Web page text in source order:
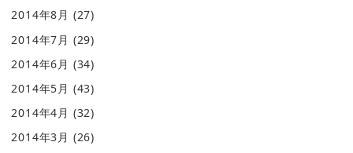
2014年8月 (27)
2014年7月 (29)
2014年6月 (34)
2014年5月 (43)
2014年4月 (32)
2014年3月 (26)